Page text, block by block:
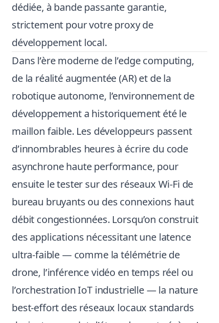
dédiée, à bande passante garantie,
strictement pour votre proxy de
développement local.
Dans l’ère moderne de l’edge computing,
de la réalité augmentée (AR) et de la
robotique autonome, l’environnement de
développement a historiquement été le
maillon faible. Les développeurs passent
d’innombrables heures à écrire du code
asynchrone haute performance, pour
ensuite le tester sur des réseaux Wi-Fi de
bureau bruyants ou des connexions haut
débit congestionnées. Lorsqu’on construit
des applications nécessitant une latence
ultra-faible — comme la télémétrie de
drone, l’inférence vidéo en temps réel ou
l’orchestration IoT industrielle — la nature
best-effort des réseaux locaux standards